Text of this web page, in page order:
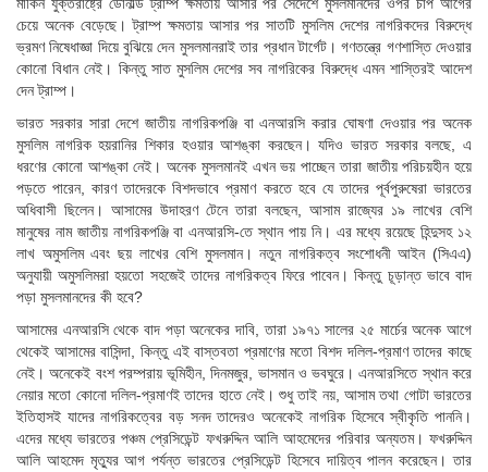
চেয়ে অনেক বেড়েছে। ট্রাম্প ক্ষমতায় আসার পর সাতটি মুসলিম দেশের নাগরিকদের বিরুদ্ধে
ভ্রমণ নিষেধাজ্ঞা দিয়ে বুঝিয়ে দেন মুসলমানরাই তার প্রধান টার্গেট। গণতন্ত্রে গণশাস্তি দেওয়ার
কোনো বিধান নেই। কিন্তু সাত মুসলিম দেশের সব নাগরিকের বিরুদ্ধে এমন শাস্তিরই আদেশ
দেন ট্রাম্প।
ভারত সরকার সারা দেশে জাতীয় নাগরিকপঞ্জি বা এনআরসি করার ঘোষণা দেওয়ার পর অনেক
মুসলিম নাগরিক হয়রানির শিকার হওয়ার আশঙ্কা করছেন। যদিও ভারত সরকার বলছে, এ
ধরণের কোনো আশঙ্কা নেই। অনেক মুসলমানই এখন ভয় পাচ্ছেন তারা জাতীয় পরিচয়হীন হয়ে
পড়তে পারেন, কারণ তাদেরকে বিশদভাবে প্রমাণ করতে হবে যে তাদের পূর্বপুরুষেরা ভারতের
অধিবাসী ছিলেন। আসামের উদাহরণ টেনে তারা বলছেন, আসাম রাজ্যের ১৯ লাখের বেশি
মানুষের নাম জাতীয় নাগরিকপঞ্জি বা এনআরসি-তে স্থান পায় নি। এর মধ্যে রয়েছে হিন্দুসহ ১২
লাখ অমুসলিম এবং ছয় লাখের বেশি মুসলমান। নতুন নাগরিকত্ব সংশোধনী আইন (সিএএ)
অনুযায়ী অমুসলিমরা হয়তো সহজেই তাদের নাগরিকত্ব ফিরে পাবেন। কিন্তু চূড়ান্ত ভাবে বাদ
পড়া মুসলমানদের কী হবে?
আসামের এনআরসি থেকে বাদ পড়া অনেকের দাবি, তারা ১৯৭১ সালের ২৫ মার্চের অনেক আগে
থেকেই আসামের বাসিন্দা, কিন্তু এই বাস্তবতা প্রমাণের মতো বিশদ দলিল-প্রমাণ তাদের কাছে
নেই। অনেকেই বংশ পরম্পরায় ভূমিহীন, দিনমজুর, ভাসমান ও ভবঘুরে। এনআরসিতে স্থান করে
নেয়ার মতো কোনো দলিল-প্রমাণই তাদের হাতে নেই। শুধু তাই নয়, আসাম তথা গোটা ভারতের
ইতিহাসই যাদের নাগরিকত্বের বড় সনদ তাদেরও অনেকেই নাগরিক হিসেবে স্বীকৃতি পাননি।
এদের মধ্যে ভারতের পঞ্চম প্রেসিডেন্ট ফখরুদ্দিন আলি আহমেদের পরিবার অন্যতম। ফখরুদ্দিন
আলি আহমেদ মৃত্যুর আগ পর্যন্ত ভারতের প্রেসিডেন্ট হিসেবে দায়িত্ব পালন করেছেন। তার